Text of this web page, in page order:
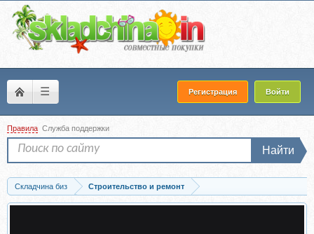
☰ Регистрация Войти
Правила Служба поддержки
Найти
Складчина биз
Строительство и ремонт
Скачать Уютный интерьер. Как декорировать интерьер в осенне-зимний период...